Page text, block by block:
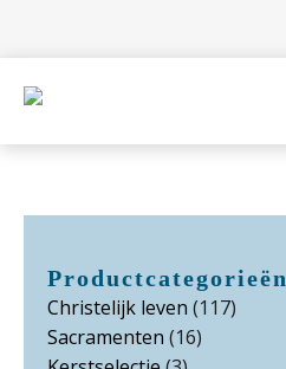
Productcategorieën
Christelijk leven (117)
Sacramenten (16)